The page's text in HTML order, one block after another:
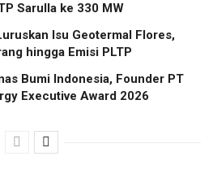
Sarulla ke 330 MW
Isu Geotermal Flores,
hingga Emisi PLTP
Bumi Indonesia, Founder PT
Executive Award 2026